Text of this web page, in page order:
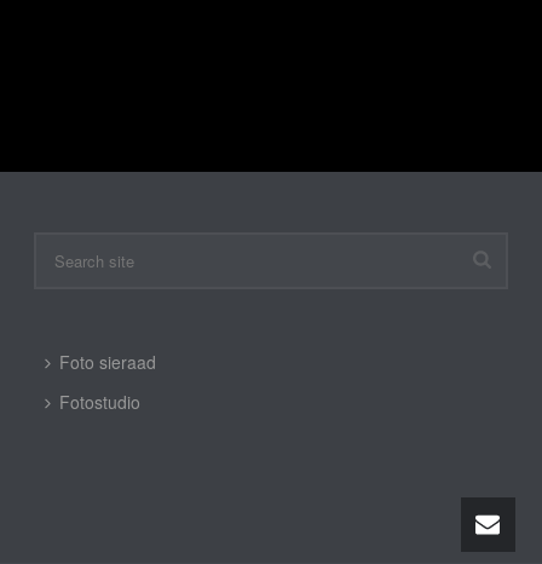
Foto sieraad
Fotostudio